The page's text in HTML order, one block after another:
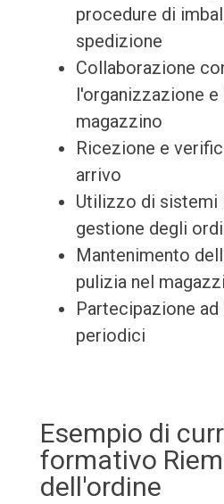
procedure di
spedizione
Collaborazione
l'organizzazione
magazzino
Ricezione e
arrivo
Utilizzo di sistemi
gestione degli
Mantenimento
pulizia nel
Partecipazione ad
periodici
Esempio di
formativo
dell'ordine